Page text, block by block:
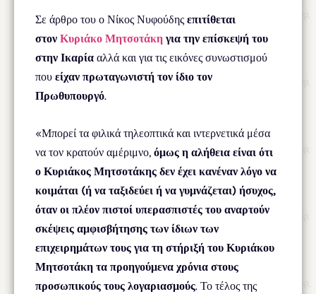
Σε άρθρο του ο Νίκος Νυφούδης επιτίθεται
στον Κυριάκο Μητσοτάκη για την επίσκεψή του
στην Ικαρία αλλά και για τις εικόνες συνωστισμού
που είχαν πρωταγωνιστή τον ίδιο τον
Πρωθυπουργό.
«Μπορεί τα φιλικά τηλεοπτικά και ιντερνετικά μέσα
να τον κρατούν αμέριμνο, όμως η αλήθεια είναι ότι
ο Κυριάκος Μητσοτάκης δεν έχει κανέναν λόγο να
κοιμάται (ή να ταξιδεύει ή να γυμνάζεται) ήσυχος,
όταν οι πλέον πιστοί υπερασπιστές του αναρτούν
σκέψεις αμφισβήτησης των ίδιων των
επιχειρημάτων τους για τη στήριξή του Κυριάκου
Μητσοτάκη τα προηγούμενα χρόνια στους
προσωπικούς τους λογαριασμούς. Το τέλος της